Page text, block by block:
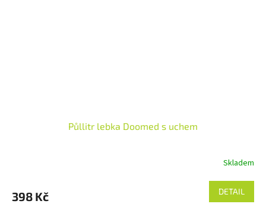
Půllitr lebka Doomed s uchem
Skladem
398 Kč DETAIL